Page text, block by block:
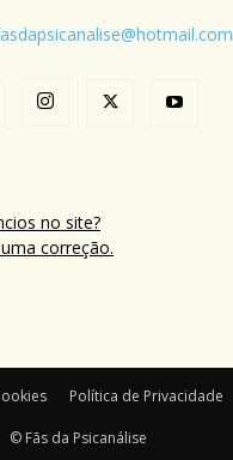
no site?
correção.
Política de Privacidade
© Fãs da Psicanálise